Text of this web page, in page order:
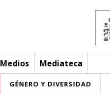
Medios Mediateca
GÉNERO Y DIVERSIDAD